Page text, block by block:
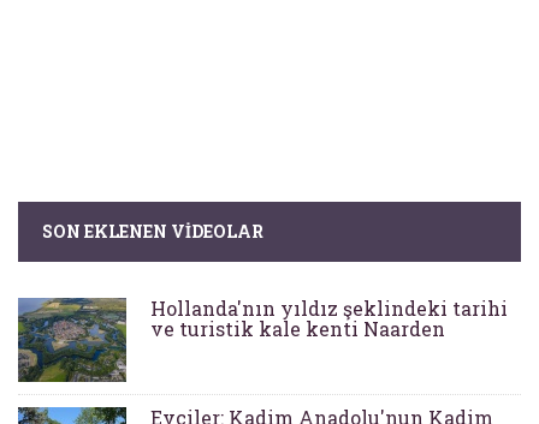
SON EKLENEN VIDEOLAR
Hollanda'nın yıldız şeklindeki tarihi
ve turistik kale kenti Naarden
Evciler: Kadim Anadolu'nun Kadim